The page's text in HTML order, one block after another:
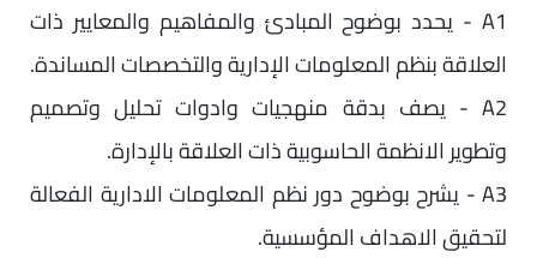
A1 - يحدد بوضوح المبادئ والمفاهيم والمعايير ذات
العلاقة بنظم المعلومات الإدارية والتخصصات المساندة.
A2 - يصف بدقة منهجيات وادوات تحليل وتصميم
وتطوير الانظمة الحاسوبية ذات العلاقة بالإدارة.
A3 - يشرح بوضوح دور نظم المعلومات الادارية الفعالة
لتحقيق الاهداف المؤسسية.